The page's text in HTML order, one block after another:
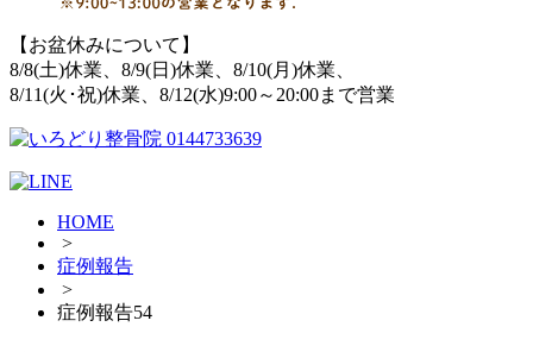
【お盆休みについて】
8/8(土)休業、8/9(日)休業、8/10(月)休業、
8/11(火･祝)休業、8/12(水)9:00～20:00まで営業
HOME
>
症例報告
>
症例報告54